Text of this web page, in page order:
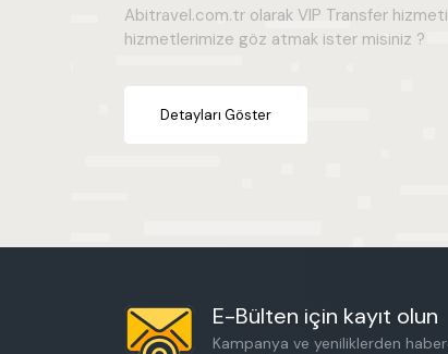
Abitravel.com.tr olarak VIP Transfer
hizmetlerimize göz atmak ister misiniz ?
Detayları Göster
E-Bülten için kayıt olun
Kampanya ve yeniliklerden